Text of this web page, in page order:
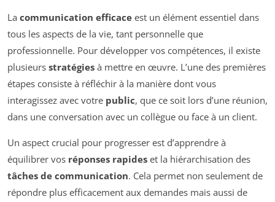
La communication efficace est un élément essentiel dans
tous les aspects de la vie, tant personnelle que
professionnelle. Pour développer vos compétences, il existe
plusieurs stratégies à mettre en œuvre. L’une des premières
étapes consiste à réfléchir à la manière dont vous
interagissez avec votre public, que ce soit lors d’une réunion,
dans une conversation avec un collègue ou face à un client.
Un aspect crucial pour progresser est d’apprendre à
équilibrer vos réponses rapides et la hiérarchisation des
tâches de communication. Cela permet non seulement de
répondre plus efficacement aux demandes mais aussi de